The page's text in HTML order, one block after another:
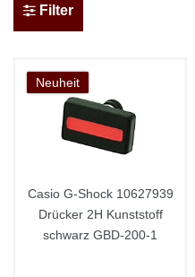
Filter
Neuheit
Casio G-Shock 10627939
Drücker 2H Kunststoff
schwarz GBD-200-1